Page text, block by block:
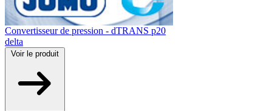
Convertisseur de pression - dTRANS p20
delta
Voir le produit